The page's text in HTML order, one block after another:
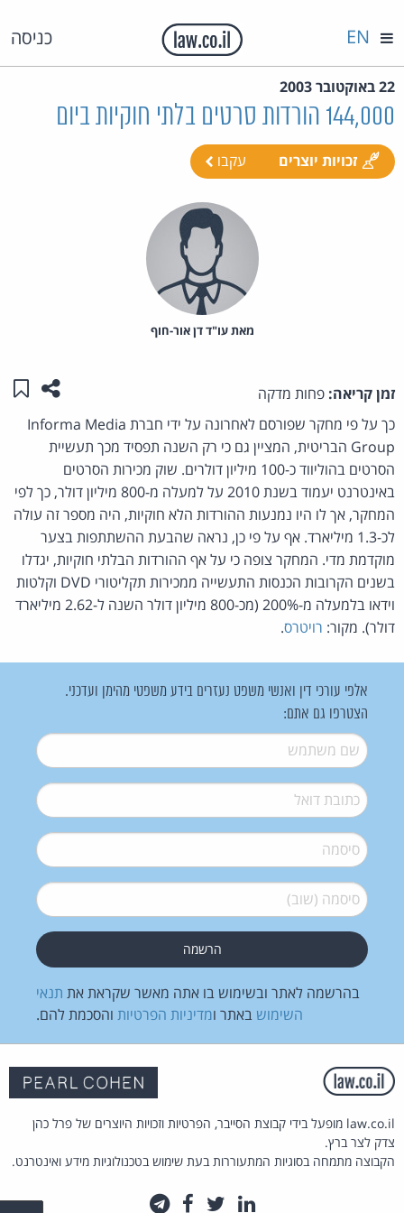
כניסה EN
22 באוקטובר 2003
144,000 הורדות סרטים בלתי חוקיות ביום
זכויות יוצרים עקבו
מאת‏ עו"ד דן אור-חוף
זמן קריאה: פחות מדקה שתפו
כך על פי מחקר שפורסם לאחרונה על ידי חברת Informa Media
Group הבריטית, המציין גם כי רק השנה תפסיד מכך תעשיית
הסרטים בהוליווד כ-100 מיליון דולרים. שוק מכירות הסרטים
באינטרנט יעמוד בשנת 2010 על למעלה מ-800 מיליון דולר, כך לפי
המחקר, אך לו היו נמנעות ההורדות הלא חוקיות, היה מספר זה עולה
לכ-1.3 מיליארד. אף על פי כן, נראה שהבעת ההשתתפות בצער
מוקדמת מדי. המחקר צופה כי על אף ההורדות הבלתי חוקיות, יגדלו
בשנים הקרובות הכנסות התעשייה ממכירות תקליטורי DVD וקלטות
וידאו בלמעלה מ-200% (מכ-800 מיליון דולר השנה ל-2.62 מיליארד
דולר). מקור: רויטרס.
אלפי עורכי דין ואנשי משפט נעזרים בידע משפטי מהימן ועדכני.
הצטרפו גם אתם:
שם משתמש*
דואל*
סיסמה*
סיסמה (שוב)*
בהרשמה לאתר ובשימוש בו אתה מאשר שקראת את תנאי
השימוש באתר ומדיניות הפרטיות והסכמת להם.
law.co.il מופעל בידי קבוצת הסייבר, הפרטיות וזכויות היוצרים של פרל כהן
צדק לצר ברץ.
הקבוצה מתמחה בסוגיות המתעוררות בעת שימוש בטכנולוגיות מידע ואינטרנט.
לינקדאין
טוויטרפייסבוק